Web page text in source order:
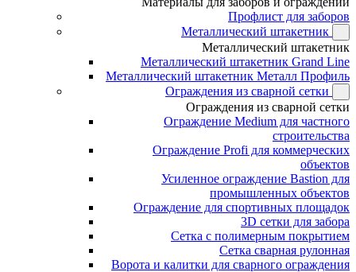
Профлист для заборов
Металлический штакетник
Металлический штакетник
Металлический штакетник Grand Line
Металлический штакетник Металл Профиль
Ограждения из сварной сетки
Ограждения из сварной сетки
Ограждение Medium для частного
строительства
Ограждение Profi для коммерческих
объектов
Усиленное ограждение Bastion для
промышленных объектов
Ограждение для спортивных площадок
3D сетки для забора
Сетка с полимерным покрытием
Сетка сварная рулонная
Ворота и калитки для сварного ограждения